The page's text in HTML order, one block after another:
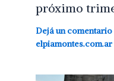
próximo
Dejá un comentario
elpiamontes.com.ar